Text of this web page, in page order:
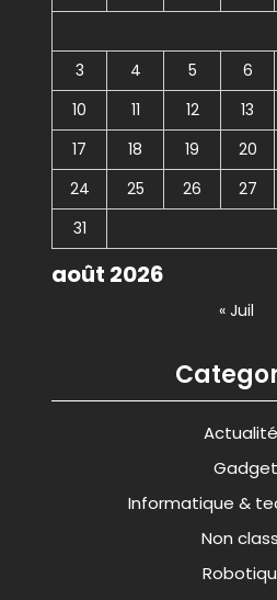
août 2026
3
4 5 6
10
11 12 13
17
18 19 20
24
25 26 27
31
« Juil
Gadget
Informatique &
Non